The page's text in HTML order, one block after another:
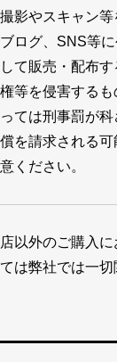
影やスキャン等
ログ、SNS等に
て販売・配布す
等を侵害するも
ては刑事罰が科
を請求される可
ください。
以外のご購入に
は弊社では一切